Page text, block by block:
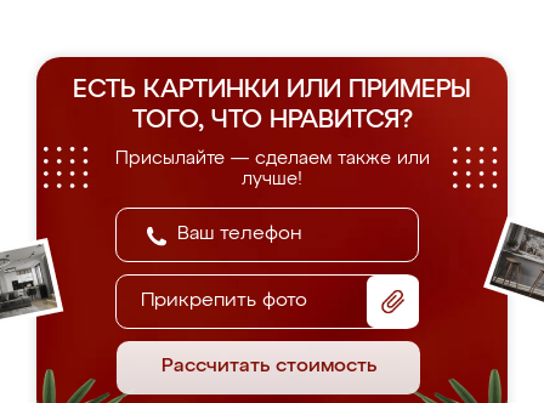
ЕСТЬ КАРТИНКИ ИЛИ ПРИМЕРЫ
ТОГО, ЧТО НРАВИТСЯ?
Присылайте — сделаем также или
лучше!
Прикрепить фото
Рассчитать стоимость